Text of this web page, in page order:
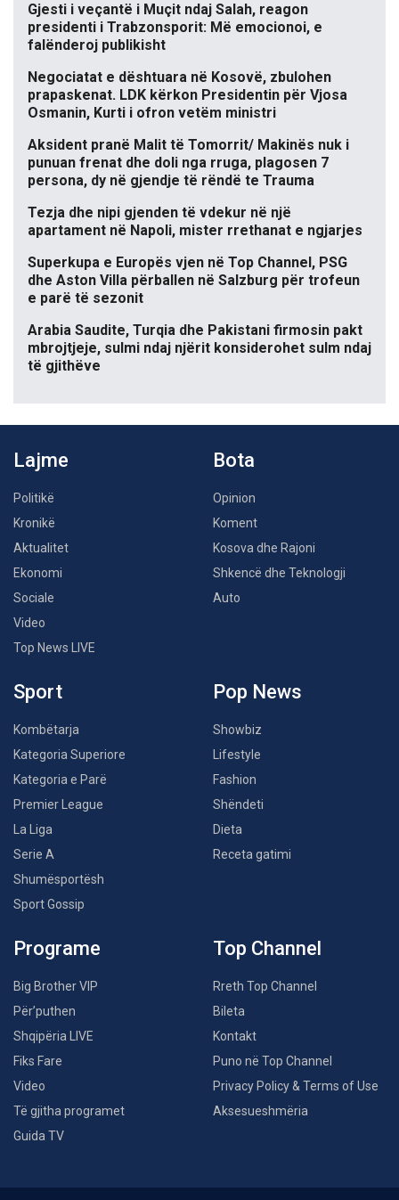
Gjesti i veçantë i Muçit ndaj Salah, reagon
presidenti i Trabzonsporit: Më emocionoi, e
falënderoj publikisht
Negociatat e dështuara në Kosovë, zbulohen
prapaskenat. LDK kërkon Presidentin për Vjosa
Osmanin, Kurti i ofron vetëm ministri
Aksident pranë Malit të Tomorrit/ Makinës nuk i
punuan frenat dhe doli nga rruga, plagosen 7
persona, dy në gjendje të rëndë te Trauma
Tezja dhe nipi gjenden të vdekur në një
apartament në Napoli, mister rrethanat e ngjarjes
Superkupa e Europës vjen në Top Channel, PSG
dhe Aston Villa përballen në Salzburg për trofeun
e parë të sezonit
Arabia Saudite, Turqia dhe Pakistani firmosin pakt
mbrojtjeje, sulmi ndaj njërit konsiderohet sulm ndaj
të gjithëve
Lajme
Politikë
Kronikë
Aktualitet
Ekonomi
Sociale
Video
Top News LIVE
Bota
Opinion
Koment
Kosova dhe Rajoni
Shkencë dhe Teknologji
Auto
Sport
Kombëtarja
Kategoria Superiore
Kategoria e Parë
Premier League
La Liga
Serie A
Shumësportësh
Sport Gossip
Pop News
Showbiz
Lifestyle
Fashion
Shëndeti
Dieta
Receta gatimi
Programe
Big Brother VIP
Për’puthen
Shqipëria LIVE
Fiks Fare
Video
Të gjitha programet
Guida TV
Top Channel
Rreth Top Channel
Bileta
Kontakt
Puno në Top Channel
Privacy Policy & Terms of Use
Aksesueshmëria